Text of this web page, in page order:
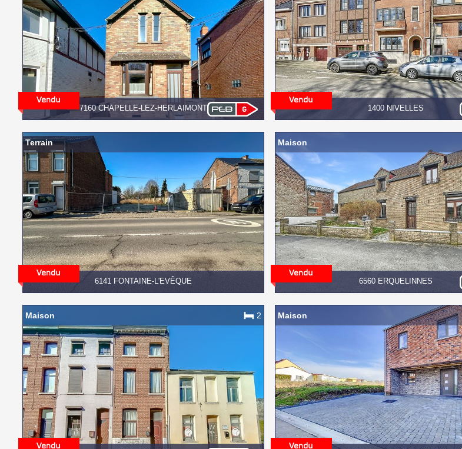
7160 CHAPELLE-LEZ-HERLAIMONT 1400 NIVELLES
6141 FONTAINE-L'EVÊQUE
Terrain
6560 ERQUELINNES
Maison
Maison 2 Maison